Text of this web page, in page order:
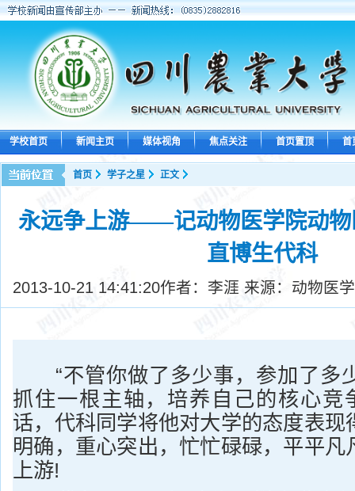
学校首页 新闻主页 媒体视角 焦点关注 首页置顶 首
首页 学子之星 正文
永远争上游——记动物医学院动物
直博生代科
2013-10-21 14:41:20作者：李涯 来源：动物医
“不管你做了多少事，参加了多
抓住一根主轴，培养自己的核心竞
话，代科同学将他对大学的态度表现
明确，重心突出，忙忙碌碌，平平凡
上游!